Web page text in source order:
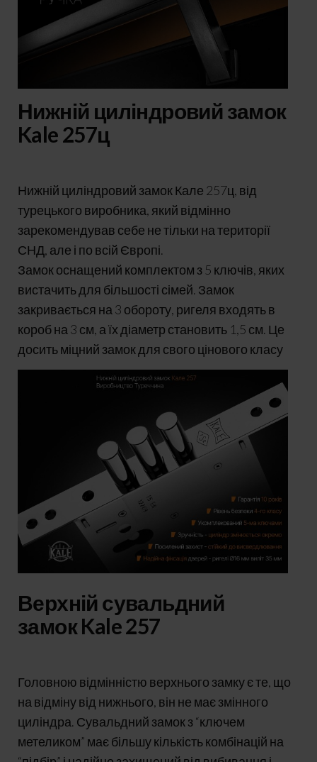
Нижній циліндровий замок
Kale 257ц
Нижній циліндровий замок Кале 257ц, від
турецького виробника, який відмінно
зарекомендував себе не тільки на території
СНД, але і по всій Європі.
Замок оснащений комплектом з 5 ключів, яких
вистачить для більшості сімей. Замок
закривається на 3 обороту, ригеля входять в
короб на 3 см, а їх діаметр становить 1,5 см. Це
досить міцний замок для свого цінового класу
Верхній сувальдний
замок Kale 257
Головною відмінністю верхнього замку є те, що
на відміну від нижнього, він не має змінного
циліндра. Сувальдний замок з “ключем
метеликом” має більшу кількість комбінацій на